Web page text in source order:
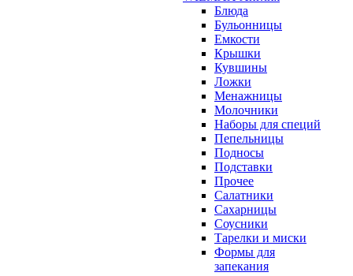
Блюда
Бульонницы
Емкости
Крышки
Кувшины
Ложки
Менажницы
Молочники
Наборы для специй
Пепельницы
Подносы
Подставки
Прочее
Салатники
Сахарницы
Соусники
Тарелки и миски
Формы для
запекания